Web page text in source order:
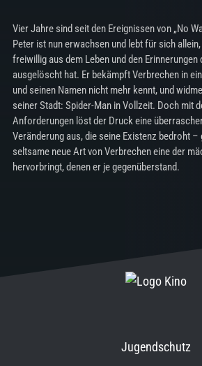
Vier Jahre sind seit den Ereignissen von „No
Peter ist nun erwachsen und lebt für sich
freiwillig aus dem Leben und den Erinnerungen
ausgelöscht hat. Er bekämpft Verbrechen in
und seinen Namen nicht mehr kennt, und
seiner Stadt: Spider-Man in Vollzeit. Doch mit
Anforderungen löst der Druck eine
Veränderung aus, die seine Existenz bedroht –
seltsame neue Art von Verbrechen eine der
hervorbringt, denen er je gegenüberstand.
Jugendschutz